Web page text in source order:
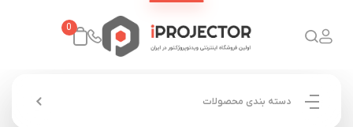
0
دسته بندی محصولات